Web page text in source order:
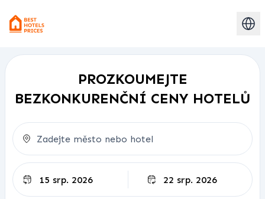
PROZKOUMEJTE
BEZKONKURENČNÍ CENY HOTELŮ